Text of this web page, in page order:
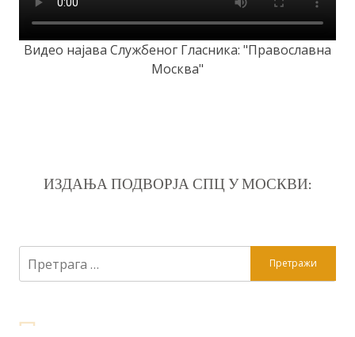
Видео најава Службеног Гласника: "Православна
Москва"
ИЗДАЊА ПОДВОРЈА СПЦ У МОСКВИ:
за: